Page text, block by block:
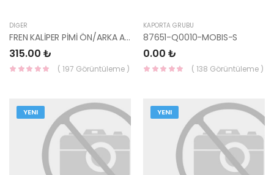
DIĞER
FREN KALİPER PİMİ ÖN/ARKA ALT ELANTRA 1996-2010/SANTA FE 00-05/SON 58162-33000-
315.00 ₺
( 197 Görüntüleme )
KAPORTA GRUBU
87651-Q0010-MOBIS-S
0.00 ₺
( 138 Görüntüleme )
YENI YENI